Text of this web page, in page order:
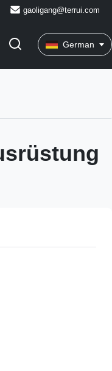
gaoligang@terrui.com
German